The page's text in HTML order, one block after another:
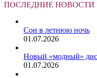
ПОСЛЕДНИЕ НОВОСТИ
Сон в летнюю ночь
01.07.2026
Новый «модный»
01.07.2026